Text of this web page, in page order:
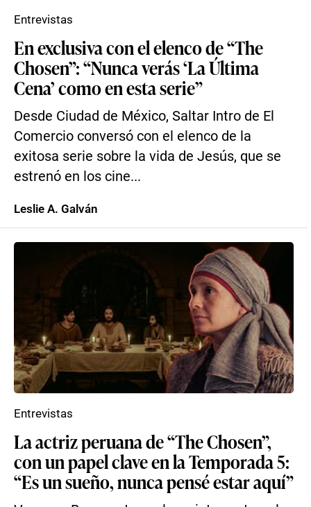
En exclusiva con el elenco de “The
Chosen”: “Nunca verás ‘La Última
Cena’ como en esta serie”
Desde Ciudad de México, Saltar Intro de El
Comercio conversó con el elenco de la
exitosa serie sobre la vida de Jesús, que se
estrenó en los cine...
Entrevistas
Leslie A. Galván
La actriz peruana de “The Chosen”,
con un papel clave en la Temporada 5:
“Es un sueño, nunca pensé estar aquí”
Entrevistas